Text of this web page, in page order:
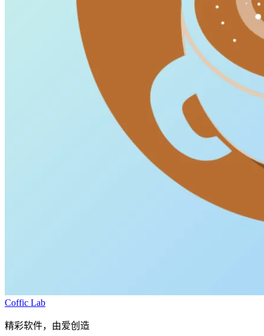
Coffic Lab
精彩软件，由爱创造